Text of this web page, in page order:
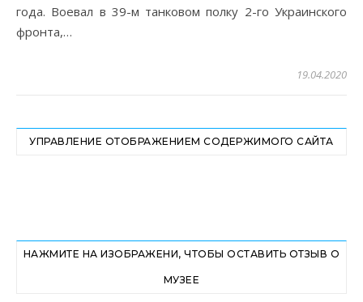
года. Воевал в 39-м танковом полку 2-го Украинского
фронта,…
19.04.2020
УПРАВЛЕНИЕ ОТОБРАЖЕНИЕМ СОДЕРЖИМОГО САЙТА
НАЖМИТЕ НА ИЗОБРАЖЕНИ, ЧТОБЫ ОСТАВИТЬ ОТЗЫВ О
МУЗЕЕ